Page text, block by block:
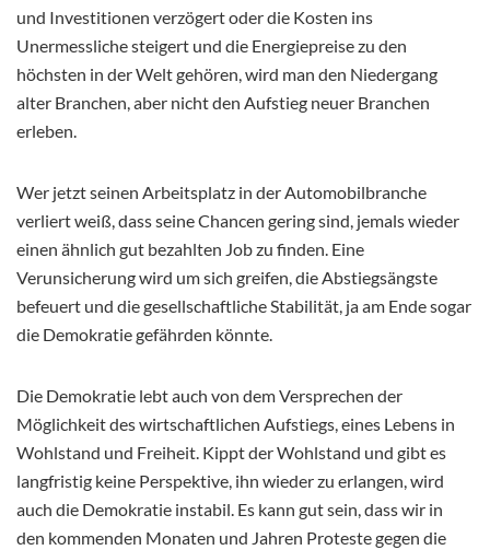
und Investitionen verzögert oder die Kosten ins
Unermessliche steigert und die Energiepreise zu den
höchsten in der Welt gehören, wird man den Niedergang
alter Branchen, aber nicht den Aufstieg neuer Branchen
erleben.
Wer jetzt seinen Arbeitsplatz in der Automobilbranche
verliert weiß, dass seine Chancen gering sind, jemals wieder
einen ähnlich gut bezahlten Job zu finden. Eine
Verunsicherung wird um sich greifen, die Abstiegsängste
befeuert und die gesellschaftliche Stabilität, ja am Ende sogar
die Demokratie gefährden könnte.
Die Demokratie lebt auch von dem Versprechen der
Möglichkeit des wirtschaftlichen Aufstiegs, eines Lebens in
Wohlstand und Freiheit. Kippt der Wohlstand und gibt es
langfristig keine Perspektive, ihn wieder zu erlangen, wird
auch die Demokratie instabil. Es kann gut sein, dass wir in
den kommenden Monaten und Jahren Proteste gegen die